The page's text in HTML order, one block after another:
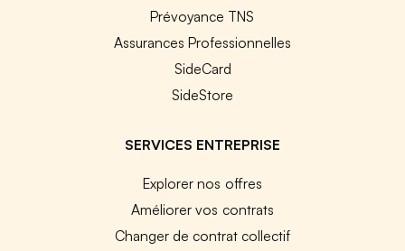
Prévoyance TNS
Assurances Professionnelles
SideCard
SideStore
SERVICES ENTREPRISE
Explorer nos offres
Améliorer vos contrats
Changer de contrat collectif